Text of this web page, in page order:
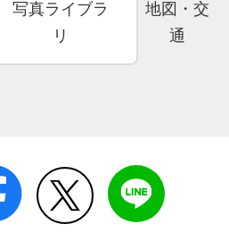
写真ライブラ
リ
地図・交
通